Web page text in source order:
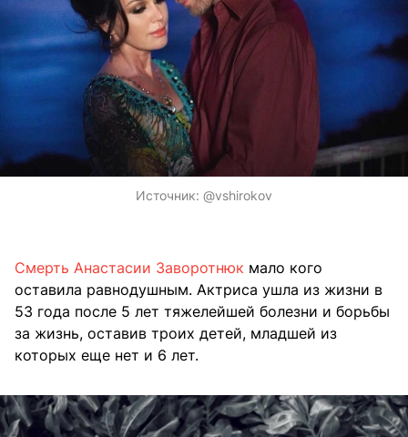
Источник: @vshirokov
Смерть Анастасии Заворотнюк мало кого
оставила равнодушным. Актриса ушла из жизни в
53 года после 5 лет тяжелейшей болезни и борьбы
за жизнь, оставив троих детей, младшей из
которых еще нет и 6 лет.